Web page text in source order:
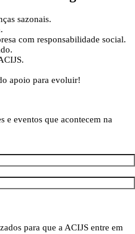
sazonais.
com responsabilidade social.
apoio para evoluir!
e eventos que acontecem na
para que a ACIJS entre em